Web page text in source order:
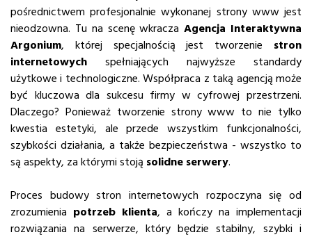
pośrednictwem profesjonalnie wykonanej strony www jest
nieodzowna. Tu na scenę wkraczaAgencja Interaktywna
Argonium, której specjalnością jest tworzenie stron
internetowych spełniających najwyższe standardy
użytkowe i technologiczne. Współpraca z taką agencją może
być kluczowa dla sukcesu firmy w cyfrowej przestrzeni.
Dlaczego? Ponieważ tworzenie strony www to nie tylko
kwestia estetyki, ale przede wszystkim funkcjonalności,
szybkości działania, a także bezpieczeństwa - wszystko to
są aspekty, za którymi stoją solidne serwery.
Proces budowy stron internetowych rozpoczyna się od
zrozumienia potrzeb klienta, a kończy na implementacji
rozwiązania na serwerze, który będzie stabilny, szybki i